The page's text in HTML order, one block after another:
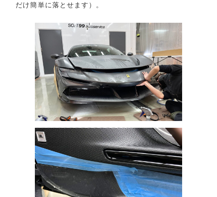
だけ簡単に落とせます）。